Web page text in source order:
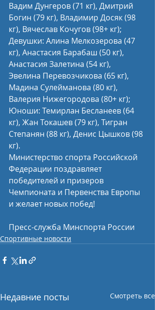
Вадим Дунгеров (71 кг), Дмитрий
Богин (79 кг), Владимир Досяк (98
кг), Вячеслав Кочугов (98+ кг);
Девушки: Алина Мелкозерова (47
кг), Анастасия Барабаш (50 кг),
Анастасия Залетина (54 кг),
Эвелина Перевозчикова (65 кг),
Мадина Сулейманова (80 кг),
Валерия Нижегородова (80+ кг);
Юноши: Темирлан Бесланеев (64
кг), Жан Токашев (79 кг), Тигран
Степанян (88 кг), Денис Цышков (98
кг).
Министерство спорта Российской
Федерации поздравляет
победителей и призеров
Чемпионата и Первенства Европы
и желает новых побед!
Пресс-служба Минспорта России
Спортивные новости
Недавние посты Смотреть все